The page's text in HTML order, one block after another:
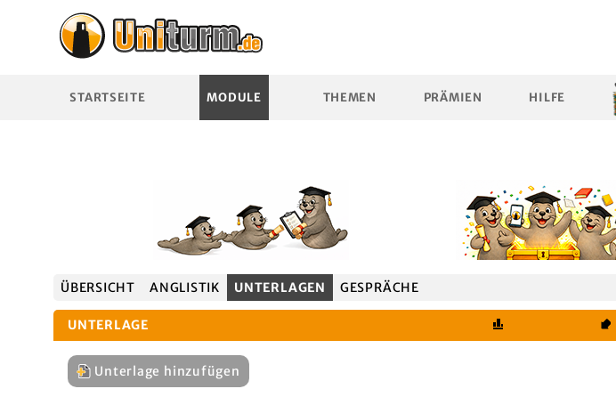
STARTSEITE MODULE THEMEN PRÄMIEN HILFE
ÜBERSICHT ANGLISTIK UNTERLAGEN GESPRÄCHE
UNTERLAGE
Unterlage hinzufügen